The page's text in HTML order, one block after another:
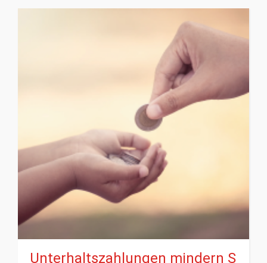
Unterhaltszahlungen mindern S